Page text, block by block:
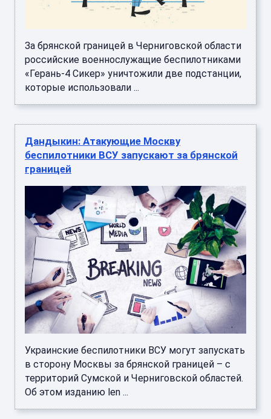
За брянской границей в Черниговской области
российские военнослужащие беспилотниками
«Герань-4 Сикер» уничтожили две подстанции,
которые использовали ...
Дандыкин: Атакующие Москву
беспилотники ВСУ запускают за брянской
границей
Украинские беспилотники ВСУ могут запускать
в сторону Москвы за брянской границей – с
территорий Сумской и Черниговской областей.
Об этом изданию len ...